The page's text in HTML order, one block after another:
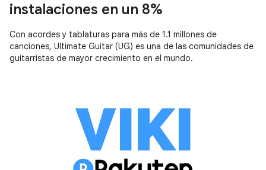
instalaciones en un 8%
Con acordes y tablaturas para más de 1.1 millones de
canciones, Ultimate Guitar (UG) es una de las comunidades de
guitarristas de mayor crecimiento en el mundo.